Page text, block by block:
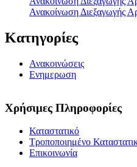
Ανακοίνωση Διεξαγωγής
Κατηγορίες
Ανακοινώσεις
Ενημερωση
Χρήσιμες Πληροφορίες
Καταστατικό
Τροποποιημένο
Επικοινωνία